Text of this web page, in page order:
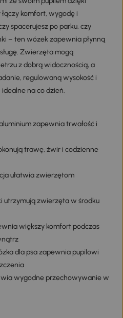
komfort, wygodę i
spacerujesz po parku, czy
– ten wózek zapewnia płynną
Zwierzęta mogą
z dobrą widocznością, a
regulowaną wysokość i
na co dzień.
zapewnia trwałość i
trawę, żwir i codzienne
ułatwia zwierzętom
utrzymują zwierzęta w środku
większy komfort podczas
dla psa zapewnia pupilowi
wygodne przechowywanie w